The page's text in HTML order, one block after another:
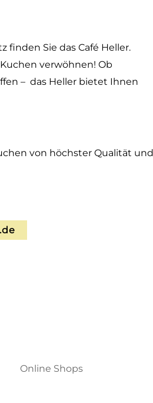
finden Sie das Café Heller.
verwöhnen! Ob
– das Heller bietet Ihnen
von höchster Qualität und
Online Shops